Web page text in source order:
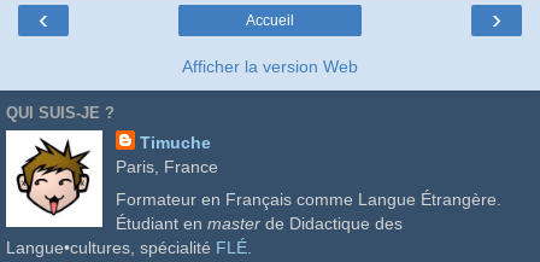
‹ ›
Accueil
Afficher la version Web
QUI SUIS-JE ?
Timuche
Paris, France
Formateur en Français comme Langue Étrangère.
Étudiant en masterde Didactique des
Langue•cultures, spécialité FLÉ